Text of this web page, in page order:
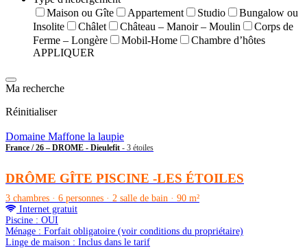
Maison ou Gîte
Appartement Studio
Bungalow ou
Insolite
Châlet Château – Manoir – Moulin
Corps de
Ferme – Longère
Mobil-Home
Chambre d’hôtes
APPLIQUER
Ma recherche
Réinitialiser
Domaine Maffone la laupie
France / 26 – DROME - Dieulefit - 3 étoiles
DRÔME GÎTE PISCINE -LES ÉTOILES
3 chambres · 6 personnes · 2 salle de bain · 90 m²
Internet gratuit
Piscine : OUI
Ménage : Forfait obligatoire (voir conditions du propriétaire)
Linge de maison : Inclus dans le tarif